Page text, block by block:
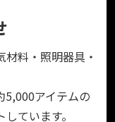
料・照明器具・
5,000アイテムの
ています。